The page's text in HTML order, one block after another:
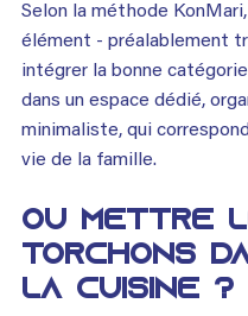
Selon la méthode
élément - préalablement
intégrer la bonne
dans un espace dédié,
minimaliste, qui
vie de la famille.
OÙ METTRE
TORCHONS
LA CUISINE ?